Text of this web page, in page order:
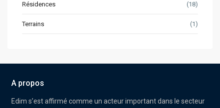
Résidences (18)
Terrains (1)
A propos
Edim s’est affirmé comme un acteur important dans le secteur